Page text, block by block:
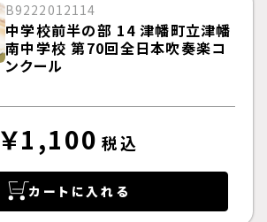
B9222012114
中学校前半の部 14 津幡町立津幡
南中学校 第70回全日本吹奏楽コ
ンクール
￥1,100 税込
カートに入れる